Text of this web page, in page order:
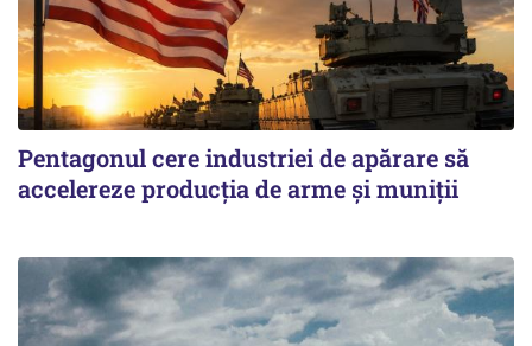
Pentagonul cere industriei de apărare să
accelereze producția de arme și muniții